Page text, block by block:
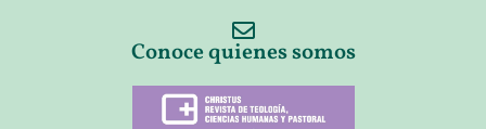
Conoce quienes somos